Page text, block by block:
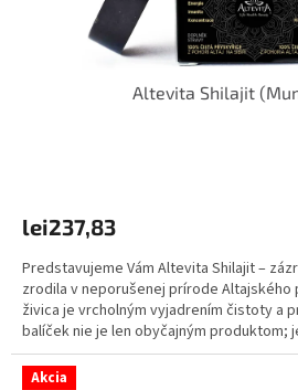
Altevita Shilajit
lei237,83
Predstavujeme Vám Altevita Shilajit –
zrodila v neporušenej prírode Altajského
živica je vrcholným vyjadrením čistoty a
balíček nie je len obyčajným produktom;
prírody a starodávnej múdrosti, ktorá sa
tejto 100% čistej živice.
Akcia